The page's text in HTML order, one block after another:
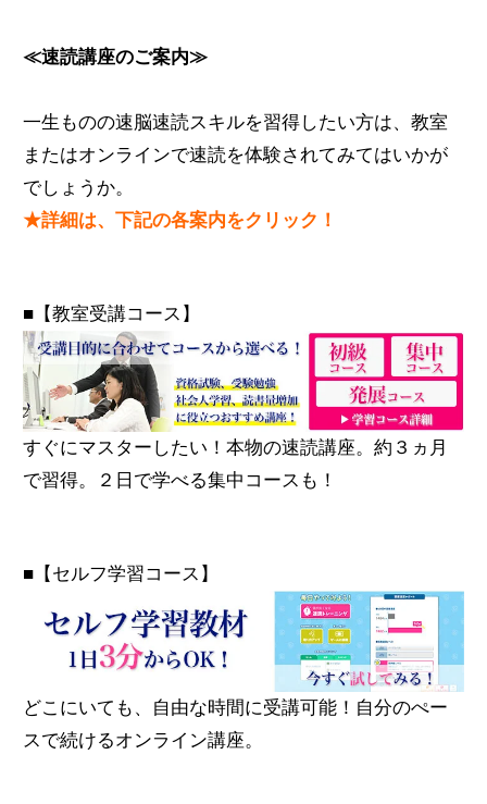
≪速読講座のご案内≫
一生ものの速脳速読スキルを習得したい方は、教室
またはオンラインで速読を体験されてみてはいかが
でしょうか。
★詳細は、下記の各案内をクリック！
■【教室受講コース】
すぐにマスターしたい！本物の速読講座。約３ヵ月
で習得。２日で学べる集中コースも！
■【セルフ学習コース】
どこにいても、自由な時間に受講可能！自分のぺー
スで続けるオンライン講座。